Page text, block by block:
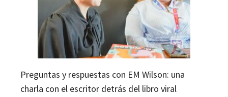
Preguntas y respuestas con EM Wilson: una
charla con el escritor detrás del libro viral